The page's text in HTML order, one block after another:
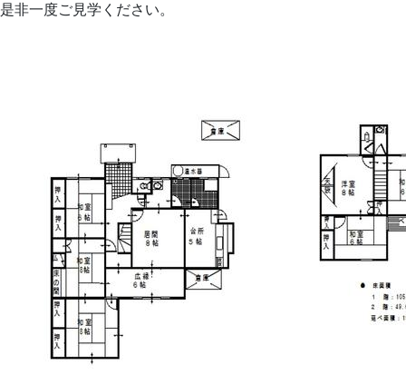
是非一度ご見学ください。